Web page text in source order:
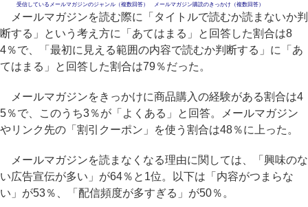
受信しているメールマガジンのジャンル（複数回答） メールマガジン購読のきっかけ（複数回答）
メールマガジンを読む際に「タイトルで読むか読まないか判
断する」という考え方に「あてはまる」と回答した割合は8
4％で、「最初に見える範囲の内容で読むか判断する」に「あ
てはまる」と回答した割合は79％だった。
メールマガジンをきっかけに商品購入の経験がある割合は4
5％で、このうち3％が「よくある」と回答。メールマガジン
やリンク先の「割引クーポン」を使う割合は48％に上った。
メールマガジンを読まなくなる理由に関しては、「興味のな
い広告宣伝が多い」が64％と1位。以下は「内容がつまらな
い」が53％、「配信頻度が多すぎる」が50％。